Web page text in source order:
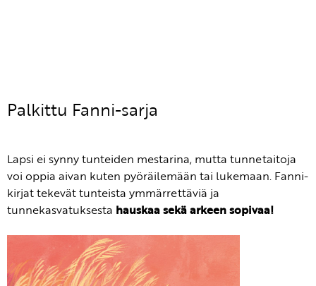
Palkittu Fanni-sarja
Lapsi ei synny tunteiden mestarina, mutta tunnetaitoja
voi oppia aivan kuten pyöräilemään tai lukemaan. Fanni-
kirjat tekevät tunteista ymmärrettäviä ja
tunnekasvatuksesta hauskaa sekä arkeen sopivaa!